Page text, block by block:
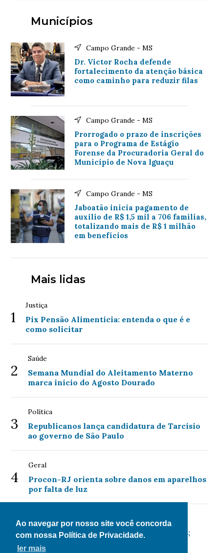
Ao navegar por nosso site você concorda
com nossa Política de Privacidade.
ler mais
Municípios
Campo Grande - MS
Dr. Victor Rocha defende
fortalecimento da atenção básica
como caminho para reduzir filas
Campo Grande - MS
Prorrogado o prazo de inscrições
para o Programa de Estágio
Forense da Procuradoria Geral do
Município de Nova Iguaçu
Campo Grande - MS
Jaboatão inicia pagamento de
auxílio de R$ 1,5 mil a 706 famílias,
totalizando mais de R$ 1 milhão
em benefícios
Mais lidas
1
Justiça
Pix Pensão Alimentícia: entenda o que é e
como solicitar
2
Saúde
Semana Mundial do Aleitamento Materno
marca início do Agosto Dourado
3
Política
Republicanos lança candidatura de Tarcísio
ao governo de São Paulo
4
Geral
Procon-RJ orienta sobre danos em aparelhos
por falta de luz
5
Mega-Sena acumula para R$ 135 milhões;